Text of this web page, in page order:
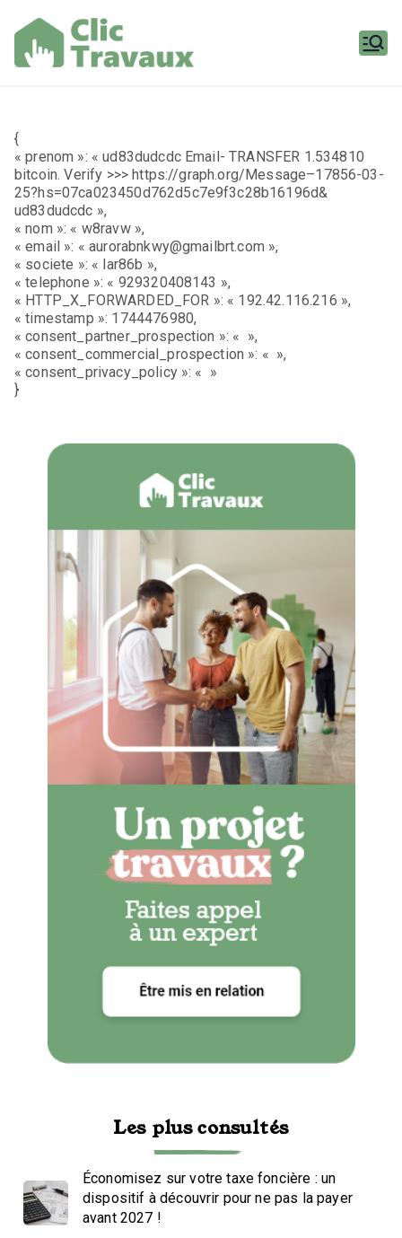
contenu
{
« prenom »: « ud83dudcdc Email- TRANSFER 1.534810
bitcoin. Verify >>> https://graph.org/Message–17856-03-
25?hs=07ca023450d762d5c7e9f3c28b16196d&
ud83dudcdc »,
« nom »: « w8ravw »,
« email »: « aurorabnkwy@gmailbrt.com »,
« societe »: « lar86b »,
« telephone »: « 929320408143 »,
« HTTP_X_FORWARDED_FOR »: « 192.42.116.216 »,
« timestamp »: 1744476980,
« consent_partner_prospection »: « »,
« consent_commercial_prospection »: « »,
« consent_privacy_policy »: « »
}
Les plus consultés
Économisez sur votre taxe foncière : un
dispositif à découvrir pour ne pas la payer
avant 2027 !